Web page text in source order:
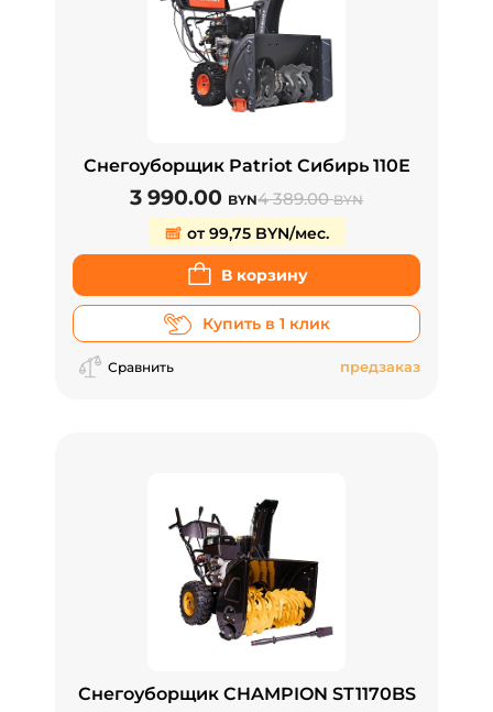
Снегоуборщик Patriot Сибирь 110Е
3 990.00 BYN4 389.00BYN
от 99,75 BYN/мес.
В корзину
Купить в 1 клик
Сравнить предзаказ
Снегоуборщик CHAMPION ST1170BS